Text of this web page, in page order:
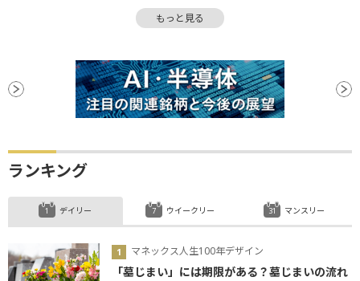
リスクオフ もっと見る
ランキング
デイリー
マネックス人生100年デザイン
「墓じまい」には期限がある？墓じまいの流れ
ウイークリー マンスリー